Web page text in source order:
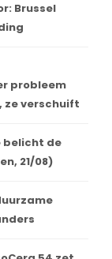
Brussel
probleem
ze verschuift
belicht de
21/08)